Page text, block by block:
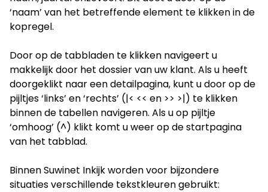
‘naam’ van het betreffende element te klikken in de
kopregel.
Door op de tabbladen te klikken navigeert u
makkelijk door het dossier van uw klant. Als u heeft
doorgeklikt naar een detailpagina, kunt u door op de
pijltjes ‘links’ en ‘rechts’ (|< << en >> >|) te klikken
binnen de tabellen navigeren. Als u op pijltje
‘omhoog’ (^) klikt komt u weer op de startpagina
van het tabblad.
Binnen Suwinet Inkijk worden voor bijzondere
situaties verschillende tekstkleuren gebruikt: